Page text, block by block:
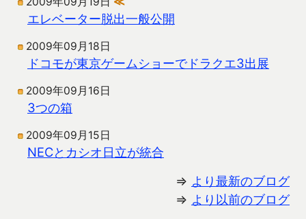
エレベーター脱出一般公開
2009年09月18日
ドコモが東京ゲームショーでドラクエ3出展
2009年09月16日
3つの箱
2009年09月15日
NECとカシオ日立が統合
⇒ より最新のブログ
⇒ より以前のブログ